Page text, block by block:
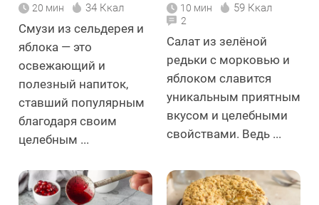
20 мин 34 Ккал
Смузи из сельдерея и
яблока — это
освежающий и
полезный напиток,
ставший популярным
благодаря своим
целебным ...
10 мин 59 Ккал
2
Салат из зелёной
редьки с морковью и
яблоком славится
уникальным приятным
вкусом и целебными
свойствами. Ведь ...